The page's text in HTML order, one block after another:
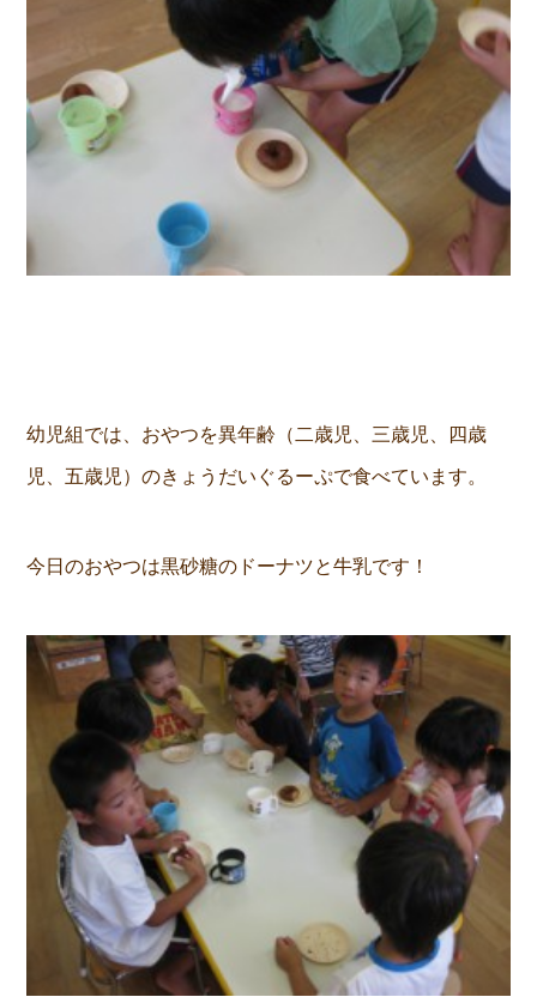
幼児組では、おやつを異年齢（二歳児、三歳児、四歳
児、五歳児）のきょうだいぐるーぷで食べています。
今日のおやつは黒砂糖のドーナツと牛乳です！